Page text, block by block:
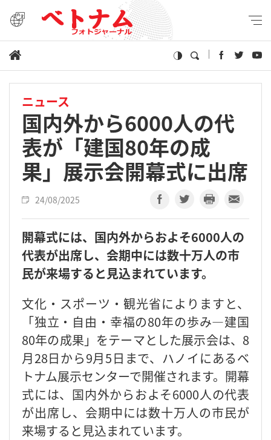
ニュース
国内外から6000人の代
表が「建国80年の成
果」展示会開幕式に出席
24/08/2025
開幕式には、国内外からおよそ6000人の
代表が出席し、会期中には数十万人の市
民が来場すると見込まれています。
文化・スポーツ・観光省によりますと、
「独立・自由・幸福の80年の歩み―建国
80年の成果」をテーマとした展示会は、8
月28日から9月5日まで、ハノイにあるベ
トナム展示センターで開催されます。開幕
式には、国内外からおよそ6000人の代表
が出席し、会期中には数十万人の市民が
来場すると見込まれています。